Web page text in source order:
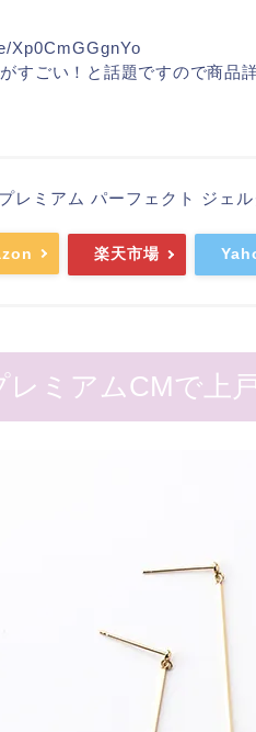
Xp0CmGGgnYo
すごい！と話題ですので商品
レミアム パーフェクト ジェ
楽天市場
レミアムCMで上